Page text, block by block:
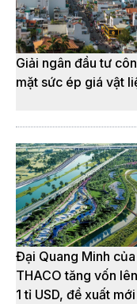
Giải ngân đầu tư
mặt sức ép giá vật
Đại Quang Minh của
THACO tăng vốn
1 tỉ USD, đề xuất